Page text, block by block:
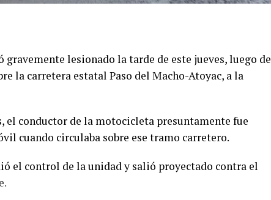
lesionado la tarde de este jueves, luego de
la carretera estatal Paso del Macho-Atoyac, a la
el conductor de la motocicleta presuntamente fue
cuando circulaba sobre ese tramo carretero.
el control de la unidad y salió proyectado contra el